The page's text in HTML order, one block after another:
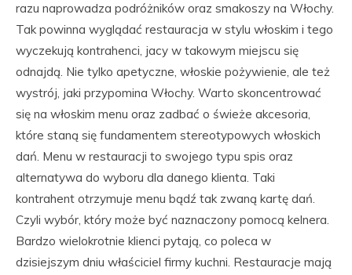
razu naprowadza podróżników oraz smakoszy na Włochy.
Tak powinna wyglądać restauracja w stylu włoskim i tego
wyczekują kontrahenci, jacy w takowym miejscu się
odnajdą. Nie tylko apetyczne, włoskie pożywienie, ale też
wystrój, jaki przypomina Włochy. Warto skoncentrować
się na włoskim menu oraz zadbać o świeże akcesoria,
które staną się fundamentem stereotypowych włoskich
dań. Menu w restauracji to swojego typu spis oraz
alternatywa do wyboru dla danego klienta. Taki
kontrahent otrzymuje menu bądź tak zwaną kartę dań.
Czyli wybór, który może być naznaczony pomocą kelnera.
Bardzo wielokrotnie klienci pytają, co poleca w
dzisiejszym dniu właściciel firmy kuchni. Restauracje mają